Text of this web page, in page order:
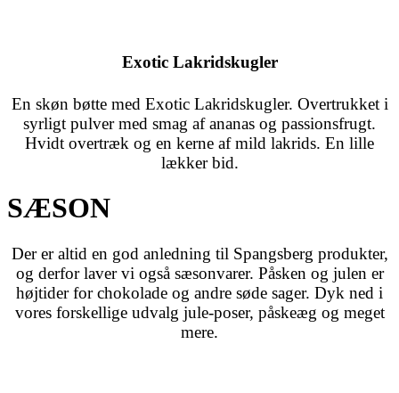
Exotic Lakridskugler
En skøn bøtte med Exotic Lakridskugler. Overtrukket i
syrligt pulver med smag af ananas og passionsfrugt.
Hvidt overtræk og en kerne af mild lakrids. En lille
lækker bid.
SÆSON
Der er altid en god anledning til Spangsberg produkter,
og derfor laver vi også sæsonvarer. Påsken og julen er
højtider for chokolade og andre søde sager. Dyk ned i
vores forskellige udvalg jule-poser, påskeæg og meget
mere.